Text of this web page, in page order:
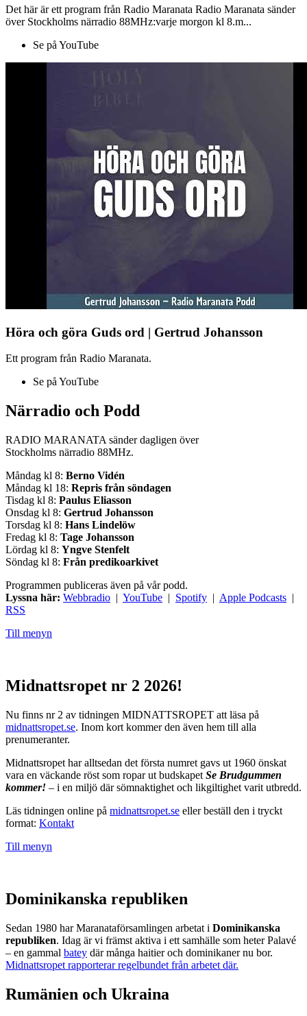
Det här är ett program från Radio Maranata Radio Maranata sänder
över Stockholms närradio 88MHz:varje morgon kl 8.m...
Se på YouTube
Höra och göra Guds ord | Gertrud Johansson
Ett program från Radio Maranata.
Se på YouTube
Närradio och Podd
RADIO MARANATA sänder dagligen över
Stockholms närradio 88MHz.
Måndag kl 8: Berno Vidén
Måndag kl 18: Repris från söndagen
Tisdag kl 8: Paulus Eliasson
Onsdag kl 8: Gertrud Johansson
Torsdag kl 8: Hans Lindelöw
Fredag kl 8: Tage Johansson
Lördag kl 8: Yngve Stenfelt
Söndag kl 8: Från predikoarkivet
Programmen publiceras även på vår podd.
Lyssna här: Webbradio | YouTube | Spotify | Apple Podcasts |
RSS
Till menyn
Midnattsropet nr 2 2026!
Nu finns nr 2 av tidningen MIDNATTSROPET att läsa på
midnattsropet.se. Inom kort kommer den även hem till alla
prenumeranter.
Midnattsropet har alltsedan det första numret gavs ut 1960 önskat
vara en väckande röst som ropar ut budskapet Se Brudgummen
kommer! – i en miljö där sömnaktighet och likgiltighet varit utbredd.
Läs tidningen online på midnattsropet.se eller beställ den i tryckt
format: Kontakt
Till menyn
Dominikanska republiken
Sedan 1980 har Maranataförsamlingen arbetat i Dominikanska
republiken. Idag är vi främst aktiva i ett samhälle som heter Palavé
– en gammal batey där många haitier och dominikaner nu bor.
Midnattsropet rapporterar regelbundet från arbetet där.
Rumänien och Ukraina